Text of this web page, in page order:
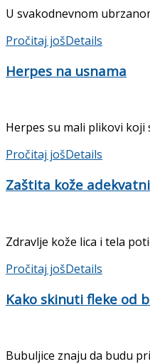
U svakodnevnom
Pročitaj jošDetails
Herpes na usnama
Herpes su mali plikovi koji
Pročitaj jošDetails
Zaštita kože
Zdravlje kože lica i tela
Pročitaj jošDetails
Kako skinuti fleke od
Bubuljice znaju da budu